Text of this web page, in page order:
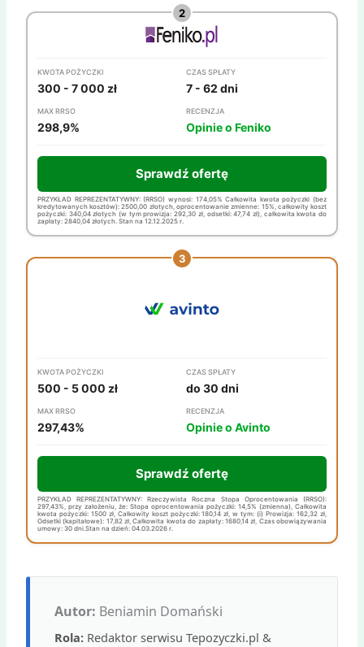
KWOTA POŻYCZKI
300 - 7 000 zł
CZAS SPŁATY
7 - 62 dni
MAX RRSO
298,9%
RECENZJA
Opinie o Feniko
Sprawdź ofertę
PRZYKŁAD REPREZENTATYWNY: (RRSO) wynosi: 174,05% Całkowita kwota pożyczki (bez
kredytowanych kosztów): 2500,00 złotych, oprocentowanie zmienne: 15%, całkowity koszt
pożyczki: 340,04 złotych (w tym prowizja: 292,30 zł, odsetki: 47,74 zł), całkowita kwota do
zapłaty: 2840,04 złotych. Stan na 12.12.2025 r.
KWOTA POŻYCZKI
500 - 5 000 zł
CZAS SPŁATY
do 30 dni
MAX RRSO
297,43%
RECENZJA
Opinie o Avinto
Sprawdź ofertę
PRZYKŁAD REPREZENTATYWNY: Rzeczywista Roczna Stopa Oprocentowania (RRSO):
297,43%, przy założeniu, że: Stopa oprocentowania pożyczki: 14,5% (zmienna), Całkowita
kwota pożyczki: 1500 zł, Całkowity koszt pożyczki: 180,14 zł, w tym: (i) Prowizja: 162,32 zł,
Odsetki (kapitałowe): 17,82 zł, Całkowita kwota do zapłaty: 1680,14 zł, Czas obowiązywania
umowy: 30 dni.Stan na dzień: 04.03.2026 r.
Autor: Beniamin Domański
Rola: Redaktor serwisu Tepozyczki.pl &